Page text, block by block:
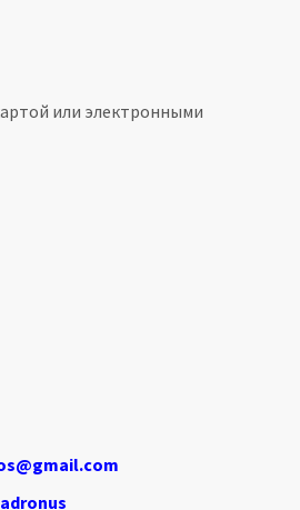
или электронными